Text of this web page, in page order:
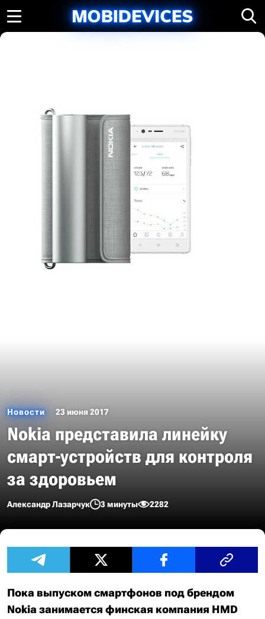
Новости 23 июня 2017
Nokia представила линейку
смарт-устройств для контроля
за здоровьем
Александр Лазарчук 3 минуты 2282
Пока выпуском смартфонов под брендом
Nokia занимается финская компания HMD